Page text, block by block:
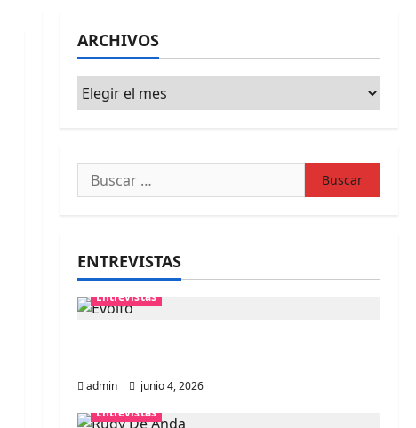
ARCHIVOS
Archivos
Buscar:
ENTREVISTAS
Entrevistas
admin
junio 4, 2026
Entrevistas